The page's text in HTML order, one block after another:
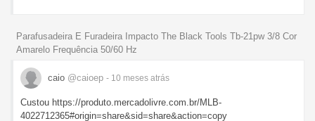
Parafusadeira E Furadeira Impacto The Black Tools Tb-21pw 3/8 Cor
Amarelo Frequência 50/60 Hz
caio @caioep - 10 meses atrás
Custou https://produto.mercadolivre.com.br/MLB-
4022712365#origin=share&sid=share&action=copy